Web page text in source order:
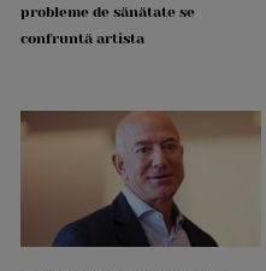
probleme de sănătate se
confruntă artista